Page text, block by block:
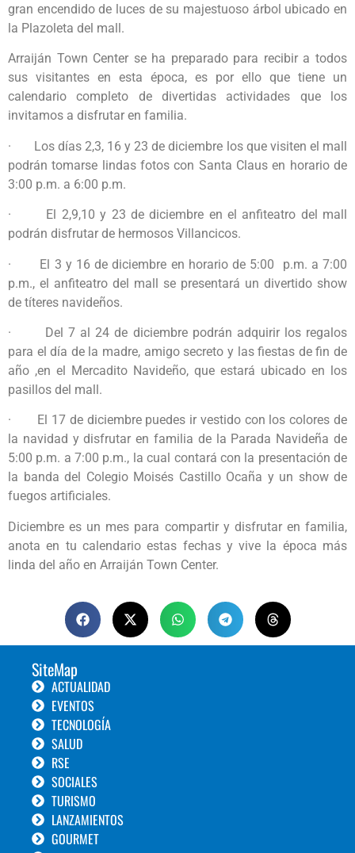
gran encendido de luces de su majestuoso árbol ubicado en
la Plazoleta del mall.
Arraiján Town Center se ha preparado para recibir a todos
sus visitantes en esta época, es por ello que tiene un
calendario completo de divertidas actividades que los
invitamos a disfrutar en familia.
· Los días 2,3, 16 y 23 de diciembre los que visiten el mall
podrán tomarse lindas fotos con Santa Claus en horario de
3:00 p.m. a 6:00 p.m.
· El 2,9,10 y 23 de diciembre en el anfiteatro del mall
podrán disfrutar de hermosos Villancicos.
· El 3 y 16 de diciembre en horario de 5:00 p.m. a 7:00
p.m., el anfiteatro del mall se presentará un divertido show
de títeres navideños.
· Del 7 al 24 de diciembre podrán adquirir los regalos
para el día de la madre, amigo secreto y las fiestas de fin de
año ,en el Mercadito Navideño, que estará ubicado en los
pasillos del mall.
· El 17 de diciembre puedes ir vestido con los colores de
la navidad y disfrutar en familia de la Parada Navideña de
5:00 p.m. a 7:00 p.m., la cual contará con la presentación de
la banda del Colegio Moisés Castillo Ocaña y un show de
fuegos artificiales.
Diciembre es un mes para compartir y disfrutar en familia,
anota en tu calendario estas fechas y vive la época más
linda del año en Arraiján Town Center.
SiteMap
ACTUALIDAD
EVENTOS
TECNOLOGÍA
SALUD
RSE
SOCIALES
TURISMO
LANZAMIENTOS
GOURMET